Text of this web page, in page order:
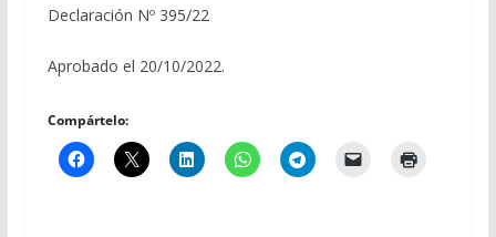
Declaración Nº 395/22
Aprobado el 20/10/2022.
Compártelo: